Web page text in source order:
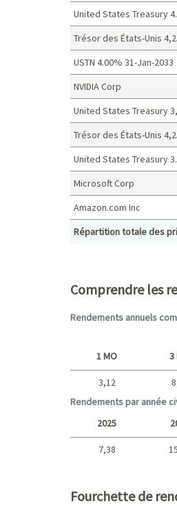
United States Treasury
Trésor des États-Unis
USTN 4.00% 31-Jan-2033
NVIDIA Corp
United States Treasury
Trésor des États-Unis
United States Treasury
Microsoft Corp
Amazon.com Inc
Répartition totale des
Comprendre les
Rendements annuels
Court terme
1 MO 3
3,12
Rendements par année
2025
7,38
Fourchette de